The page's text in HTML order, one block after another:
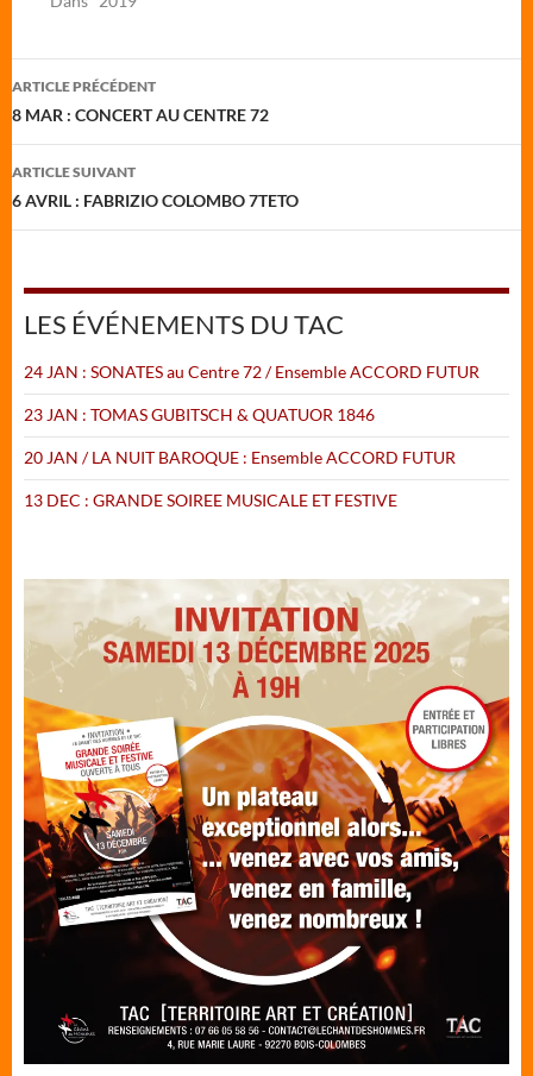
Navigation
des
articles
ARTICLE PRÉCÉDENT
8 MAR : CONCERT AU CENTRE 72
ARTICLE SUIVANT
6 AVRIL : FABRIZIO COLOMBO 7TETO
LES ÉVÉNEMENTS DU TAC
24 JAN : SONATES au Centre 72 / Ensemble ACCORD FUTUR
23 JAN : TOMAS GUBITSCH & QUATUOR 1846
20 JAN / LA NUIT BAROQUE : Ensemble ACCORD FUTUR
13 DEC : GRANDE SOIREE MUSICALE ET FESTIVE